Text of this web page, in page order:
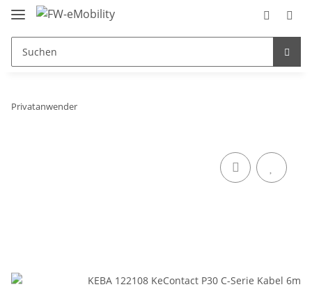
Privatanwender